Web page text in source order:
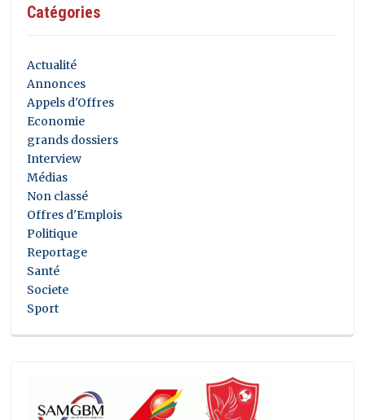
Catégories
Actualité
Annonces
Appels d'Offres
Economie
grands dossiers
Interview
Médias
Non classé
Offres d'Emplois
Politique
Reportage
Santé
Societe
Sport